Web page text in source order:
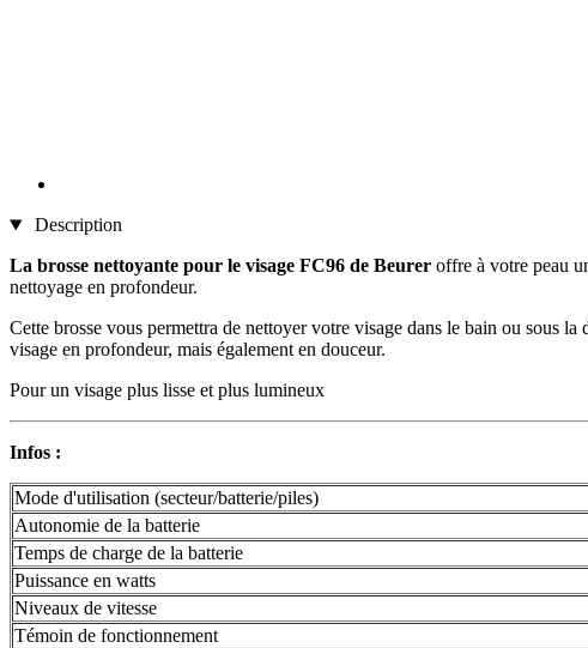
Description
La brosse nettoyante pour le visage FC96 de Beurer offre à votre peau
nettoyage en profondeur.
Cette brosse vous permettra de nettoyer votre visage dans le bain ou sous
visage en profondeur, mais également en douceur.
Pour un visage plus lisse et plus lumineux
Infos :
Mode d'utilisation (secteur/batterie/piles)
Autonomie de la batterie
Temps de charge de la batterie
Puissance en watts
Niveaux de vitesse
Témoin de fonctionnement